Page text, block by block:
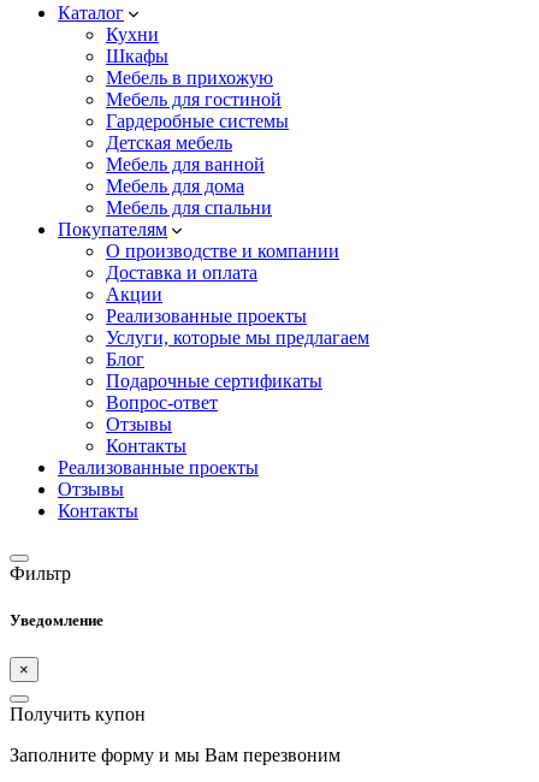
Каталог
Кухни
Шкафы
Мебель в прихожую
Мебель для гостиной
Гардеробные системы
Детская мебель
Мебель для ванной
Мебель для дома
Мебель для спальни
Покупателям
О производстве и компании
Доставка и оплата
Акции
Реализованные проекты
Услуги, которые мы предлагаем
Блог
Подарочные сертификаты
Вопрос-ответ
Отзывы
Контакты
Реализованные проекты
Отзывы
Контакты
Фильтр
Уведомление
×
Получить купон
Заполните форму и мы Вам перезвоним